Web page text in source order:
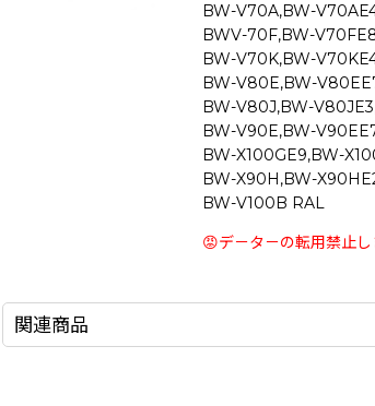
BW-V70A,BW-
BWV-70F,BW-
BW-V70K,BW-
BW-V80E,BW-
BW-V80J,BW-
BW-V90E,BW-
BW-X100GE9,BW-
BW-X90H,BW-
BW-V100B RAL
😡デ－タ－の転用禁止し
関連商品